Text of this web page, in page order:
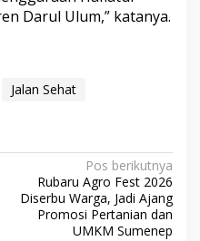
Darul Ulum,” katanya.
Jalan Sehat
Pos berikutnya
Rubaru Agro Fest 2026
Diserbu Warga, Jadi Ajang
Promosi Pertanian dan
UMKM Sumenep